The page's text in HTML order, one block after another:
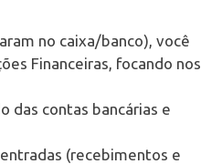
no caixa/banco), você
Financeiras, focando nos
das contas bancárias e
(recebimentos e